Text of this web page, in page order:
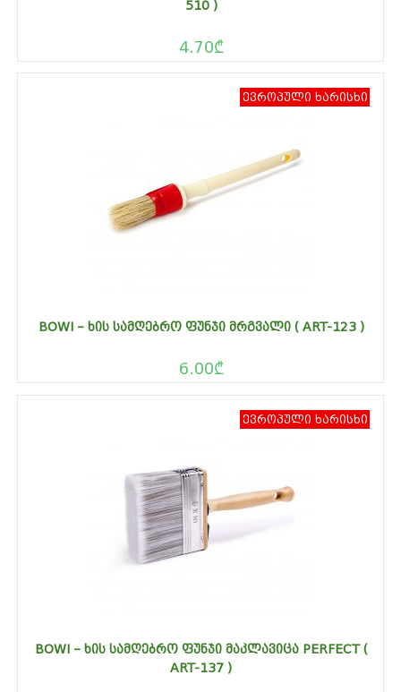
510 )
4.70₾
ევროპული ხარისხი
BOWI – ᲮᲘᲡ ᲡᲐᲛᲦᲔᲑᲠᲝ ᲤᲣᲜᲯᲘ ᲛᲠᲒᲕᲐᲚᲘ ( ART-123 )
6.00₾
ევროპული ხარისხი
BOWI – ᲮᲘᲡ ᲡᲐᲛᲦᲔᲑᲠᲝ ᲤᲣᲜᲯᲘ ᲛᲐᲙᲚᲐᲕᲘᲪᲐ PERFECT (
ART-137 )